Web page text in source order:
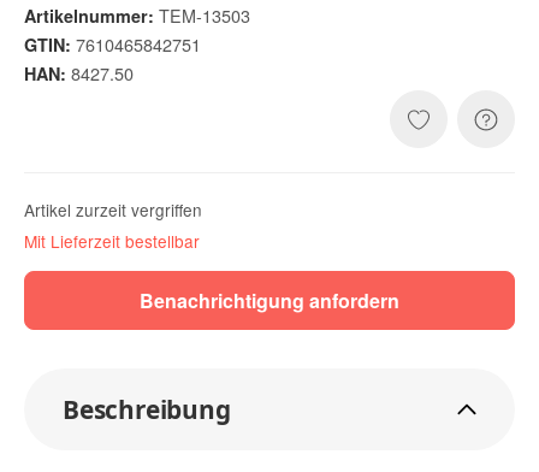
Artikelnummer: TEM-13503
GTIN: 7610465842751
HAN: 8427.50
Artikel zurzeit vergriffen
Mit Lieferzeit bestellbar
Benachrichtigung anfordern
Beschreibung